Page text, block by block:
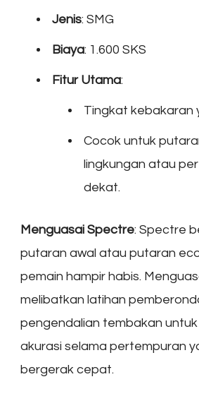
Jenis: SMG
Biaya: 1.600 SKS
Fitur Utama:
Tingkat kebakaran
Cocok untuk
lingkungan atau
dekat.
Menguasai Spectre: Spectre
putaran awal atau putaran
pemain hampir habis.
melibatkan latihan
pengendalian tembakan
akurasi selama pertempuran
bergerak cepat.